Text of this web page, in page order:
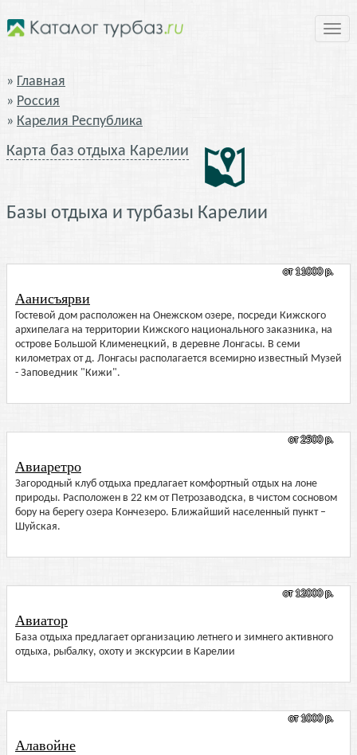
Главная
Россия
Карелия Республика
Карта баз отдыха Карелии
Базы отдыха и турбазы Карелии
от 11000 р.
Аанисъярви
Гостевой дом расположен на Онежском озере, посреди Кижского
архипелага на территории Кижского национального заказника, на
острове Большой Клименецкий, в деревне Лонгасы. В семи
километрах от д. Лонгасы располагается всемирно известный Музей
- Заповедник "Кижи".
от 2500 р.
Авиаретро
Загородный клуб отдыха предлагает комфортный отдых на лоне
природы. Расположен в 22 км от Петрозаводска, в чистом сосновом
бору на берегу озера Кончезеро. Ближайший населенный пункт –
Шуйская.
от 12000 р.
Авиатор
База отдыха предлагает организацию летнего и зимнего активного
отдыха, рыбалку, охоту и экскурсии в Карелии
от 1000 р.
Алавойне